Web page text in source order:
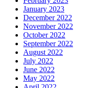
January 2023
December 2022
November 2022
October 2022
September 2022
August 2022
July 2022
June 2022
May 2022